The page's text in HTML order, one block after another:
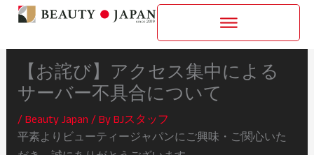
を
【お詫び】アクセス集中による
サーバー不具合について
/Beauty Japan / ByBJスタッフ
平素よりビューティージャパンにご興味・ご関心いた